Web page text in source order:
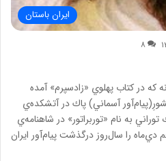
ایران باستان
۸
در كتاب پهلوي «زادسپرم» آمده
آسماني) پاك در آتشكده‌ي
به نام «توربراتور» در شاهنامه‌ي
دي‌ماه را سال‌روز درگذشت پيام‌آور ايران